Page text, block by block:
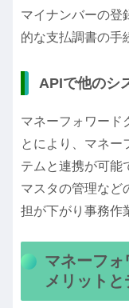
マイナンバーの登
的な支払調書の手
APIで他のシ
マネーフォワード
とにより、マネー
テムと連携が可能
マスタの管理など
担が下がり事務作
マネーフ
メリットと